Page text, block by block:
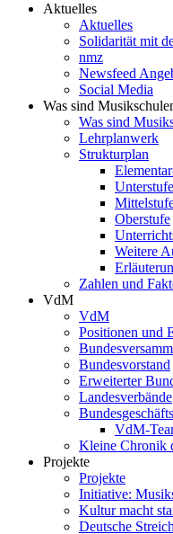
Aktuelles
Aktuelles
Solidarität mit
nmz
Newsfeed
Social Media
Was sind
Was sind
Lehrplanwerk
Strukturplan
Unterstufe
Oberstufe
Weitere
Zahlen und
VdM
VdM
Positionen und
Bundesvorstand
Erweiterter
Landesverbände
VdM-
Kleine Chronik
Projekte
Projekte
Initiative:
Kultur macht
Deutsche